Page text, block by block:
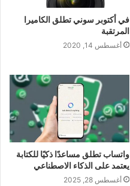
في أكتوبر سوني تطلق الكاميرا
المرتقبة
أغسطس 14, 2020
واتساب تطلق مساعدًا ذكيًا للكتابة
يعتمد على الذكاء الاصطناعي
أغسطس 28, 2025